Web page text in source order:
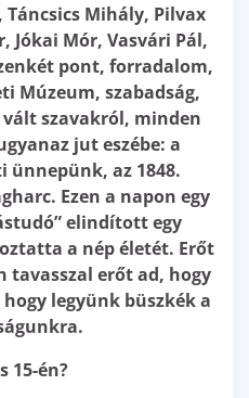
Mihály, Pilvax
Jókai Mór, Vasvári Pál,
pont, forradalom,
Múzeum, szabadság,
szavakról, minden
jut eszébe: a
ünnepünk, az 1848.
Ezen a napon egy
elindított egy
a nép életét. Erőt
tavasszal erőt ad, hogy
legyünk büszkék a
15-én?